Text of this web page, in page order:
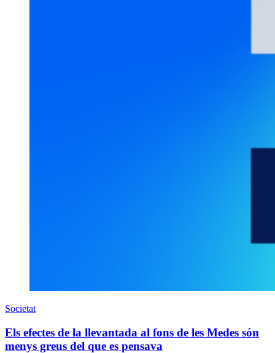
Societat
Els efectes de la llevantada al fons de les Medes són
menys greus del que es pensava